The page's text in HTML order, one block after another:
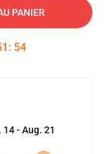
PANIER
: 54
14 - Aug. 21